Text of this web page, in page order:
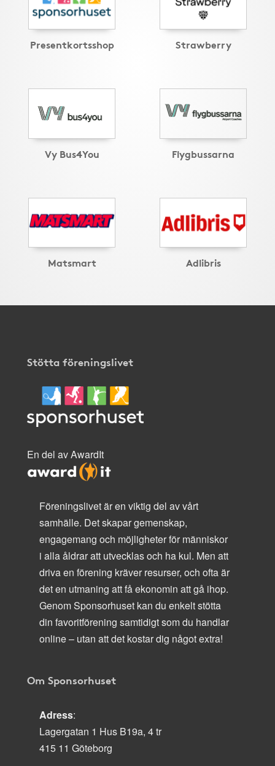
Presentkortsshop Strawberry
Vy Bus4You Flygbussarna
Matsmart Adlibris
Stötta föreningslivet
En del av AwardIt
Föreningslivet är en viktig del av vårt
samhälle. Det skapar gemenskap,
engagemang och möjligheter för människor
i alla åldrar att utvecklas och ha kul. Men att
driva en förening kräver resurser, och ofta är
det en utmaning att få ekonomin att gå ihop.
Genom Sponsorhuset kan du enkelt stötta
din favoritförening samtidigt som du handlar
online – utan att det kostar dig något extra!
Om Sponsorhuset
Adress:
Lagergatan 1 Hus B19a, 4 tr
415 11 Göteborg